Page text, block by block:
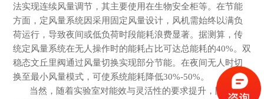
法实现连续风量调节，其主要使用在生物安全柜等。在节能
方面，定风量系统因采用固定风量设计，风机需始终以满负
荷运行，导致夜间或低负荷时段能耗浪费显著。据测算，传
统定风量系统在无人操作时的能耗占比可达总能耗的40%。双
稳态文丘里阀通过风量切换实现部分节能。在夜间无人时切
换至最小风量模式，可使系统能耗降低30%-50%。
当然，随着实验室对能效与灵活性的要求提升，除了定风